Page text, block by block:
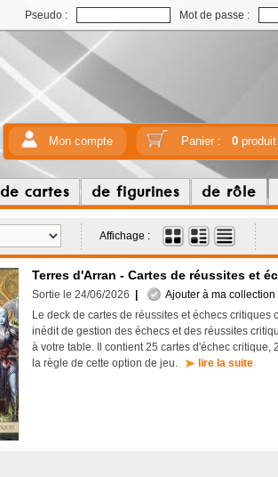
Pseudo : Mot de passe :
Mon compte Panier : 0produit
de cartes de figurines de rôle
Affichage :
Terres d'Arran - Cartes de réussites et
Sortie le 24/06/2026
Ajouter à ma collection
Le deck de cartes de réussites et échecs critiques
inédit de gestion des échecs et des réussites
à votre table. Il contient 25 cartes d'échec critique,
la règle de cette option de jeu.
lire la suite